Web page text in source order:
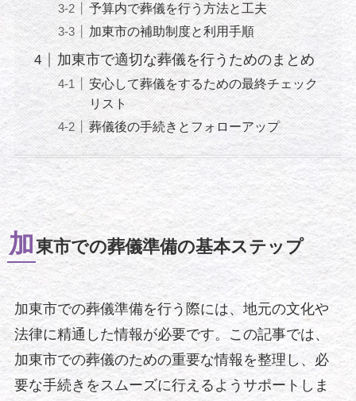
予算内で葬儀を行う方法と工夫
加東市の補助制度と利用手順
加東市で適切な葬儀を行うためのまとめ
安心して葬儀をするための最終チェック
リスト
葬儀後の手続きとフォローアップ
加東市での葬儀準備の基本ステップ
加東市での葬儀準備を行う際には、地元の文化や
法律に精通した情報が必要です。この記事では、
加東市での葬儀のための重要な情報を整理し、必
要な手続きをスムーズに行えるようサポートしま